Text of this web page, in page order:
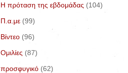
Η πρόταση της εβδομάδας (104)
Π.α.με (99)
Bίντεο (96)
Ομιλίες (87)
προσφυγικό (62)